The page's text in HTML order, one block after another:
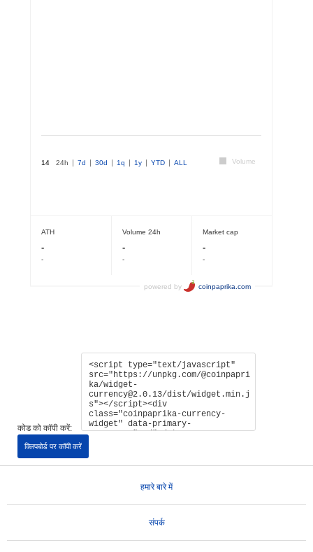
कोड को कॉपी करें:
क्लिपबोर्ड पर कॉपी करें
हमारे बारे में
संपर्क